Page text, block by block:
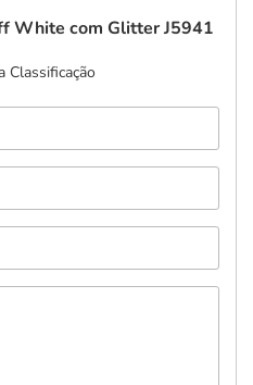
White com Glitter J5941
Classificação